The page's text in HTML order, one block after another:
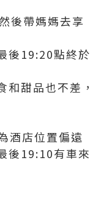
後帶媽媽去享
後19:20點終於
甜品也不差，
酒店位置偏遠
後19:10有車來